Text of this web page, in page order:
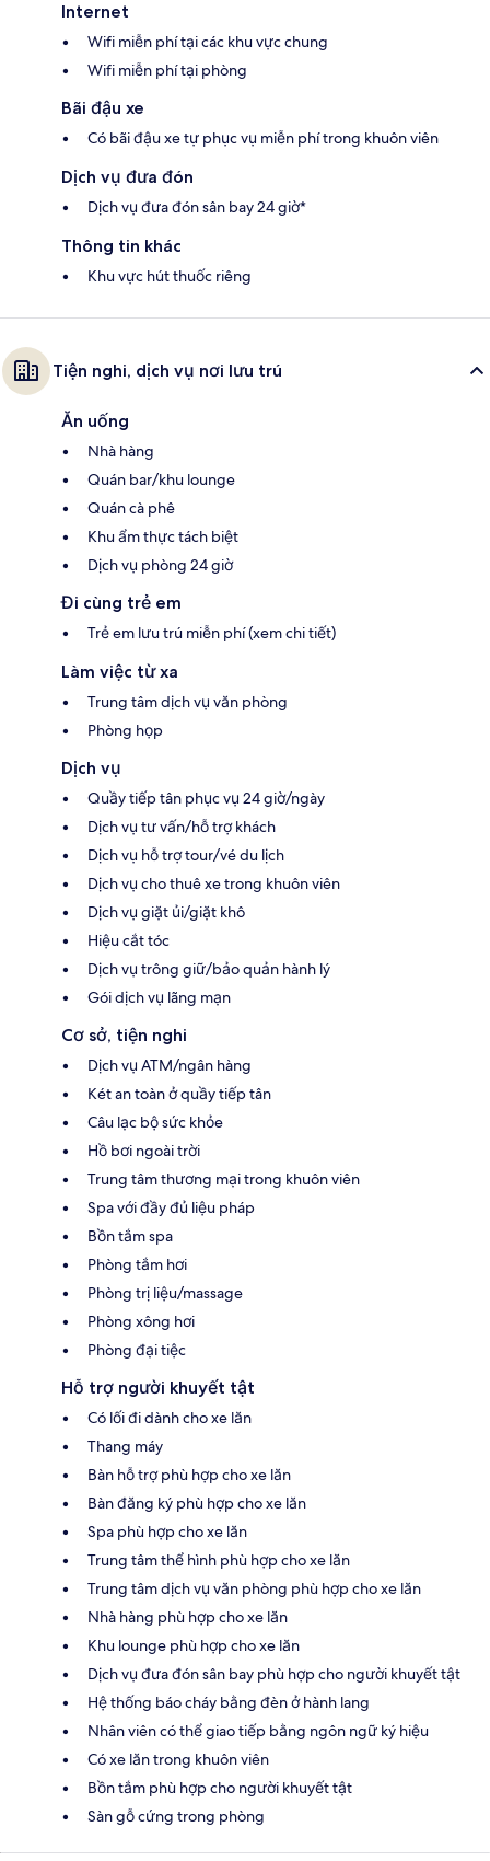
Internet
Wifi miễn phí tại các khu vực chung
Wifi miễn phí tại phòng
Bãi đậu xe
Có bãi đậu xe tự phục vụ miễn phí trong khuôn viên
Dịch vụ đưa đón
Dịch vụ đưa đón sân bay 24 giờ*
Thông tin khác
Khu vực hút thuốc riêng
Tiện nghi, dịch vụ nơi lưu trú
Ăn uống
Nhà hàng
Quán bar/khu lounge
Quán cà phê
Khu ẩm thực tách biệt
Dịch vụ phòng 24 giờ
Đi cùng trẻ em
Trẻ em lưu trú miễn phí (xem chi tiết)
Làm việc từ xa
Trung tâm dịch vụ văn phòng
Phòng họp
Dịch vụ
Quầy tiếp tân phục vụ 24 giờ/ngày
Dịch vụ tư vấn/hỗ trợ khách
Dịch vụ hỗ trợ tour/vé du lịch
Dịch vụ cho thuê xe trong khuôn viên
Dịch vụ giặt ủi/giặt khô
Hiệu cắt tóc
Dịch vụ trông giữ/bảo quản hành lý
Gói dịch vụ lãng mạn
Cơ sở, tiện nghi
Dịch vụ ATM/ngân hàng
Két an toàn ở quầy tiếp tân
Câu lạc bộ sức khỏe
Hồ bơi ngoài trời
Trung tâm thương mại trong khuôn viên
Spa với đầy đủ liệu pháp
Bồn tắm spa
Phòng tắm hơi
Phòng trị liệu/massage
Phòng xông hơi
Phòng đại tiệc
Hỗ trợ người khuyết tật
Có lối đi dành cho xe lăn
Thang máy
Bàn hỗ trợ phù hợp cho xe lăn
Bàn đăng ký phù hợp cho xe lăn
Spa phù hợp cho xe lăn
Trung tâm thể hình phù hợp cho xe lăn
Trung tâm dịch vụ văn phòng phù hợp cho xe lăn
Nhà hàng phù hợp cho xe lăn
Khu lounge phù hợp cho xe lăn
Dịch vụ đưa đón sân bay phù hợp cho người khuyết tật
Hệ thống báo cháy bằng đèn ở hành lang
Nhân viên có thể giao tiếp bằng ngôn ngữ ký hiệu
Có xe lăn trong khuôn viên
Bồn tắm phù hợp cho người khuyết tật
Sàn gỗ cứng trong phòng